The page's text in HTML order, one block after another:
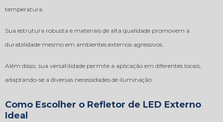
temperatura.
Sua estrutura robusta e materiais de alta qualidade promovem a
durabilidade mesmo em ambientes externos agressivos.
Além disso, sua versatilidade permite a aplicação em diferentes locais,
adaptando-se a diversas necessidades de iluminação.
Como Escolher o Refletor de LED Externo
Ideal